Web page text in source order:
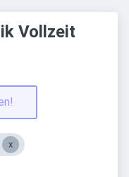
Vollzeit